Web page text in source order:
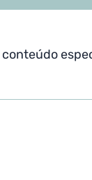
conteúdo